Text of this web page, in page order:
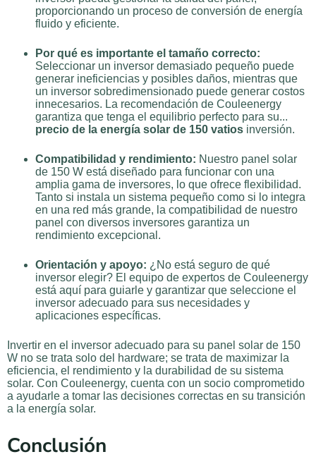
proporcionando un proceso de conversión de energía
fluido y eficiente.
Por qué es importante el tamaño correcto:
Seleccionar un inversor demasiado pequeño puede
generar ineficiencias y posibles daños, mientras que
un inversor sobredimensionado puede generar costos
innecesarios. La recomendación de Couleenergy
garantiza que tenga el equilibrio perfecto para su...
precio de la energía solar de 150 vatios inversión.
Compatibilidad y rendimiento: Nuestro panel solar
de 150 W está diseñado para funcionar con una
amplia gama de inversores, lo que ofrece flexibilidad.
Tanto si instala un sistema pequeño como si lo integra
en una red más grande, la compatibilidad de nuestro
panel con diversos inversores garantiza un
rendimiento excepcional.
Orientación y apoyo: ¿No está seguro de qué
inversor elegir? El equipo de expertos de Couleenergy
está aquí para guiarle y garantizar que seleccione el
inversor adecuado para sus necesidades y
aplicaciones específicas.
Invertir en el inversor adecuado para su panel solar de 150
W no se trata solo del hardware; se trata de maximizar la
eficiencia, el rendimiento y la durabilidad de su sistema
solar. Con Couleenergy, cuenta con un socio comprometido
a ayudarle a tomar las decisiones correctas en su transición
a la energía solar.
Conclusión